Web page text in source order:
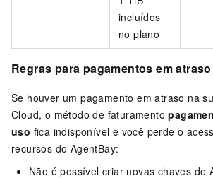
incluídos
no plano
Regras para pagamentos em atraso
Se houver um pagamento em atraso na
Cloud, o método de faturamento
uso fica indisponível e você perde o
recursos do AgentBay:
Não é possível criar novas chaves de